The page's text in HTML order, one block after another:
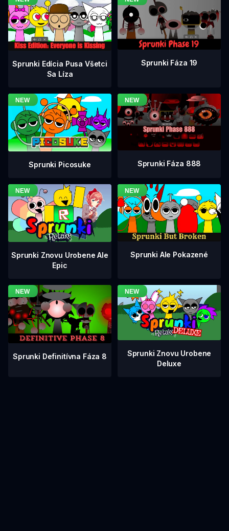
Sprunki Edícia Pusa Všetci
Sa Líza
Sprunki Fáza 19
Sprunki Picosuke Sprunki Fáza 888
Sprunki Znovu Urobene Ale
Epic
Sprunki Ale Pokazené
Sprunki Definitívna Fáza 8
Sprunki Znovu Urobene
Deluxe